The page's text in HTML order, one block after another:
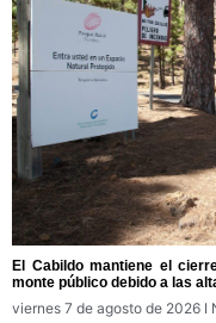
El Cabildo mantiene el
monte público debido a las
viernes 7 de agosto de 2026